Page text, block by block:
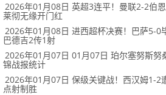
2026年01月08日 英超3连平！曼联2-2伯
莱彻无缘开门红
2026年01月08日 进西超杯决赛！巴萨5-0
巴德吉2传1射
2026年01月07日 01月07日 珀尔塞努斯努
锦战报统计
2026年01月07日 保级关键战！西汉姆1-2
点射制胜